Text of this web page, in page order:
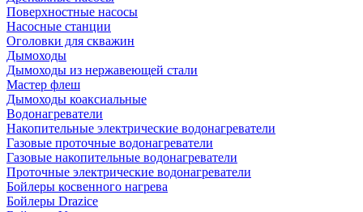
Поверхностные насосы
Насосные станции
Оголовки для скважин
Дымоходы
Дымоходы из нержавеющей стали
Мастер флеш
Дымоходы коаксиальные
Водонагреватели
Накопительные электрические водонагреватели
Газовые проточные водонагреватели
Газовые накопительные водонагреватели
Проточные электрические водонагреватели
Бойлеры косвенного нагрева
Бойлеры Drazice